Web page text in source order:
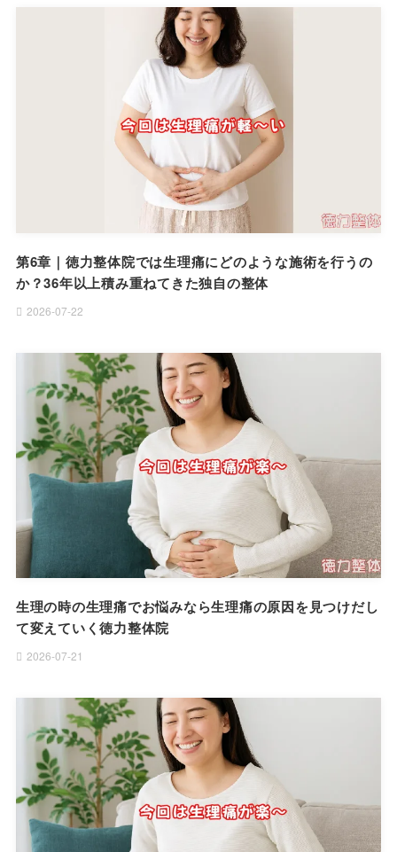
第6章｜徳力整体院では生理痛にどのような施術を行うの
か？36年以上積み重ねてきた独自の整体
2026-07-22
生理の時の生理痛でお悩みなら生理痛の原因を見つけだし
て変えていく徳力整体院
2026-07-21